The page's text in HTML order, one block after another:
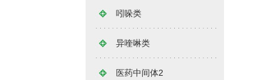
吲哚类
异喹啉类
医药中间体2